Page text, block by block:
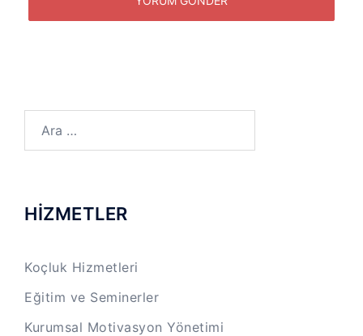
HİZMETLER
Koçluk Hizmetleri
Eğitim ve Seminerler
Kurumsal Motivasyon Yönetimi